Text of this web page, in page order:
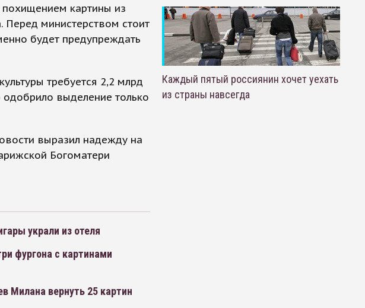
похищением картины из
Перед министерством стоит
будет предупреждать
требуется 2,2 млрд
выделение только
выразил надежду на
Богоматери
украли из отеля
фургона с картинами
Милана вернуть 25 картин
Каждый пятый россиянин хочет уехать
из страны навсегда